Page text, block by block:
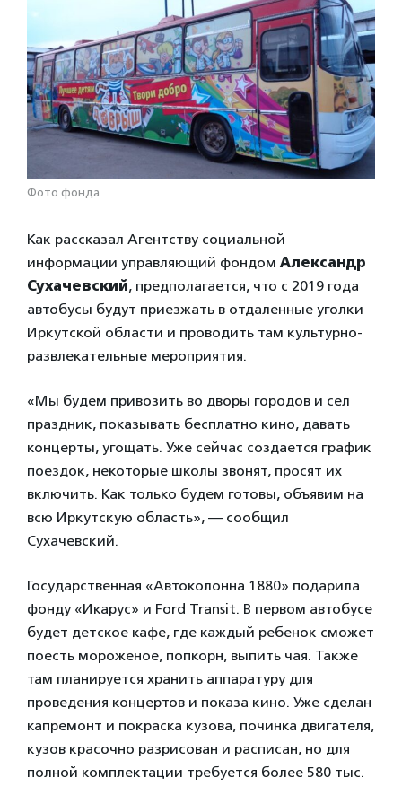
Фото фонда
Как рассказал Агентству социальной
информации управляющий фондом Александр
Сухачевский, предполагается, что с 2019 года
автобусы будут приезжать в отдаленные уголки
Иркутской области и проводить там культурно-
развлекательные мероприятия.
«Мы будем привозить во дворы городов и сел
праздник, показывать бесплатно кино, давать
концерты, угощать. Уже сейчас создается график
поездок, некоторые школы звонят, просят их
включить. Как только будем готовы, объявим на
всю Иркутскую область», — сообщил
Сухачевский.
Государственная «Автоколонна 1880» подарила
фонду «Икарус» и Ford Transit. В первом автобусе
будет детское кафе, где каждый ребенок сможет
поесть мороженое, попкорн, выпить чая. Также
там планируется хранить аппаратуру для
проведения концертов и показа кино. Уже сделан
капремонт и покраска кузова, починка двигателя,
кузов красочно разрисован и расписан, но для
полной комплектации требуется более 580 тыс.